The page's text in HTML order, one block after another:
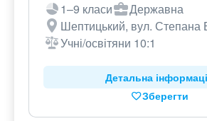
1–9 класи
Державна
Шептицький, вул. Степана
Учні/освітяни 10:1
Детальна
Зберегти